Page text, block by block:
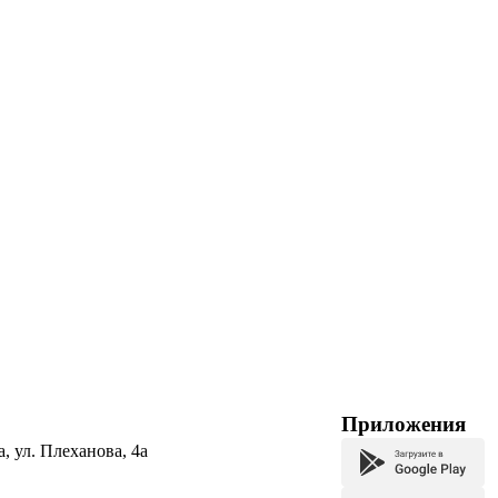
ул. Плеханова, 4а
Приложения